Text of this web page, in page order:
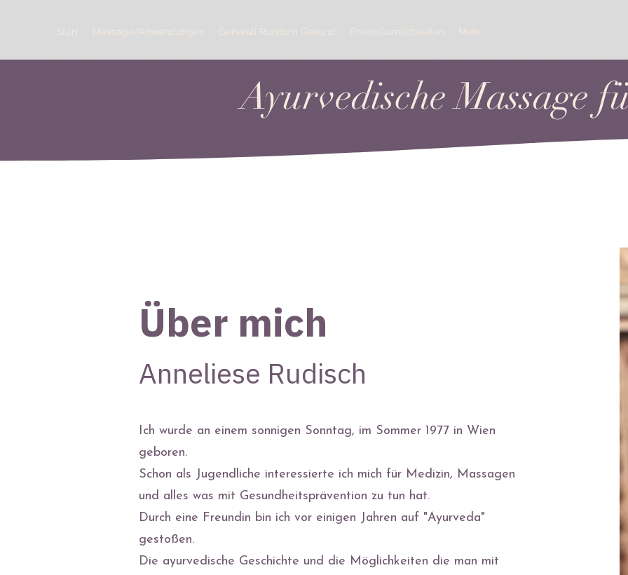
Start Massage/Anwendungen Generali Rundum Gesund Praxisräumlichkeiten Mehr
Ayurvedische Massage
Über mich
Anneliese Rudisch
Ich wurde an einem sonnigen Sonntag, im Sommer 1977 in Wien
geboren.
Schon als Jugendliche interessierte ich mich für Medizin, Massagen
und alles was mit Gesundheitsprävention zu tun hat.
Durch eine Freundin bin ich vor einigen Jahren auf "Ayurveda"
gestoßen.
Die ayurvedische Geschichte und die Möglichkeiten die man mit